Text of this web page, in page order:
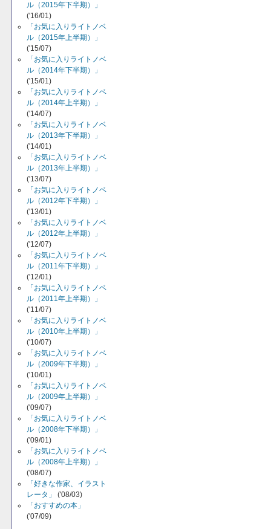
ル（2015年下半期）」
('16/01)
「お気に入りライトノベ
ル（2015年上半期）」
('15/07)
「お気に入りライトノベ
ル（2014年下半期）」
('15/01)
「お気に入りライトノベ
ル（2014年上半期）」
('14/07)
「お気に入りライトノベ
ル（2013年下半期）」
('14/01)
「お気に入りライトノベ
ル（2013年上半期）」
('13/07)
「お気に入りライトノベ
ル（2012年下半期）」
('13/01)
「お気に入りライトノベ
ル（2012年上半期）」
('12/07)
「お気に入りライトノベ
ル（2011年下半期）」
('12/01)
「お気に入りライトノベ
ル（2011年上半期）」
('11/07)
「お気に入りライトノベ
ル（2010年上半期）」
('10/07)
「お気に入りライトノベ
ル（2009年下半期）」
('10/01)
「お気に入りライトノベ
ル（2009年上半期）」
('09/07)
「お気に入りライトノベ
ル（2008年下半期）」
('09/01)
「お気に入りライトノベ
ル（2008年上半期）」
('08/07)
「好きな作家、イラスト
レータ」
('08/03)
「おすすめの本」
('07/09)